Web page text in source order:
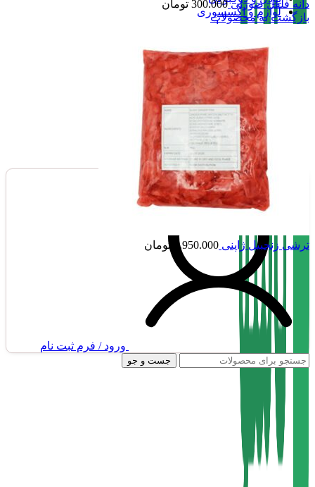
لوازم و اکسسوری
سیروپ و مربا
تنقلات
صفحه اصلی
فروشگاه
تماس با بامبو
درباره بامبو
بامبو مگ
ورود / فرم ثبت نام
جست و جو
دانه فلفل صورتی300.000 تومان
بازگشت به محصولات
ترشی زنجبیل ژاپنی 1.950.000 تومان